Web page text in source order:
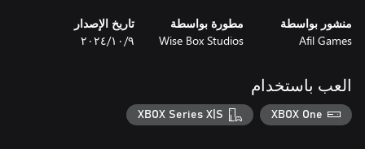
خذ وقتك لحل كل لغز على وتيرتك الخاصة. لا توجد عجلة في عالم
جديدة. إنها اللعبة المثالية للاسترخاء والاستمتاع بتجربة هادئة وخالية من
منشور بواسطة
Afil Games
مطورة بواسطة
Wise Box Studios
تاريخ الإصدار
٩‏/١٠‏/٢٠٢٤
العب باستخدام
XBOX One
XBOX Series X|S